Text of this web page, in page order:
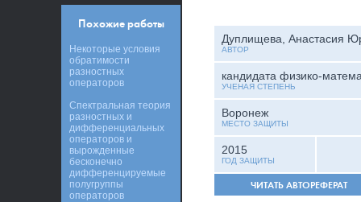
Дуплищева, Анастасия
АВТОР
кандидата физико-
УЧЕНАЯ СТЕПЕНЬ
Воронеж
МЕСТО ЗАЩИТЫ
2015
ГОД ЗАЩИТЫ
ЧИТАТЬ АВТОРЕФЕРАТ
Похожие работы
Некоторые условия
обратимости
разностных
операторов
Спектральная теория
разностных и
дифференциальных
операторов и
вырожденные
бесконечно
дифференцируемые
полугруппы
операторов